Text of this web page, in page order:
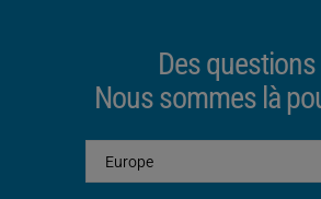
Des questions
Nous sommes là